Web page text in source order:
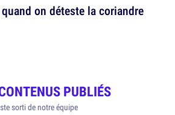
on déteste la coriandre
PUBLIÉS
sorti de notre équipe